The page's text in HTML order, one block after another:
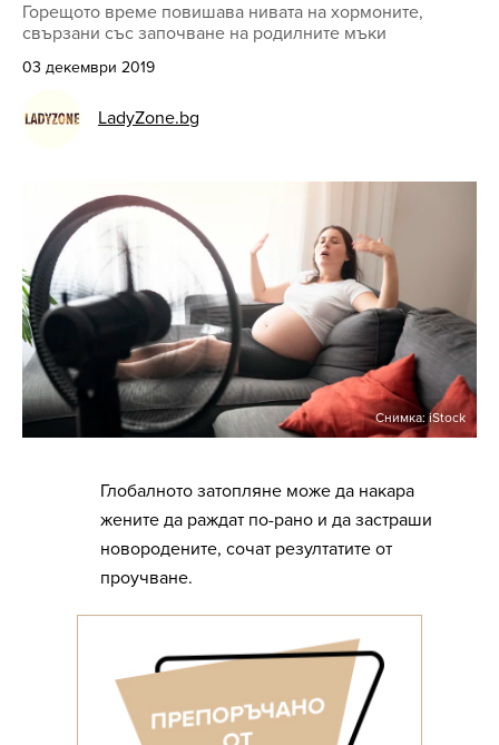
Горещото време повишава нивата на хормоните,
свързани със започване на родилните мъки
03 декември 2019
LadyZone.bg
Снимка: iStock
Глобалното затопляне може да накара
жените да раждат по-рано и да застраши
новородените, сочат резултатите от
проучване.